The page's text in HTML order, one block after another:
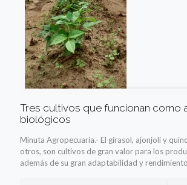
Tres cultivos que funcionan como
biológicos
Minuta Agropecuaria.- El girasol, ajonjolí y
otros, son cultivos de gran valor para los
además de su gran adaptabilidad y